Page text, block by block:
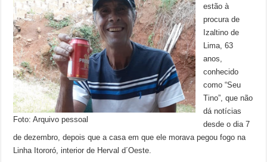
Foto: Arquivo pessoal
estão à
procura de
Izaltino de
Lima, 63
anos,
conhecido
como “Seu
Tino”, que não
dá notícias
desde o dia 7
de dezembro, depois que a casa em que ele morava pegou fogo na
Linha Itororó, interior de Herval d´Oeste.